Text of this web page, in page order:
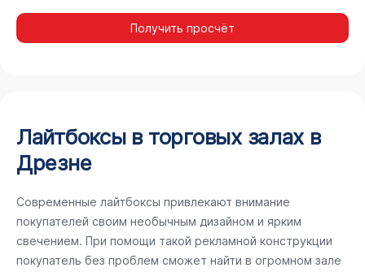
Получить просчёт
Лайтбоксы в торговых залах в
Дрезне
Современные лайтбоксы привлекают внимание
покупателей своим необычным дизайном и ярким
свечением. При помощи такой рекламной конструкции
покупатель без проблем сможет найти в огромном зале